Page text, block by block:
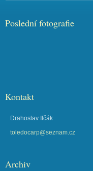
Poslední fotografie
Kontakt
Drahoslav Ilčák
toledocarp@seznam.cz
Archiv